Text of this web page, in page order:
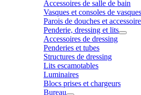
Accessoires de salle de bain
Vasques et consoles de vasques
Parois de douches et
Penderie, dressing et lits
Accessoires de dressing
Penderies et tubes
Structures de dressing
Lits escamotables
Luminaires
Blocs prises et chargeurs
Bureau